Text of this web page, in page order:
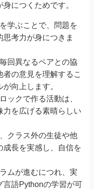
につくためです。
学ぶことで、問題を
考力が身につきま
回異なるペアとの協
の意見を理解するこ
向上します。
ックで作る活動は、
を広げる素晴らしい
クラス外の生徒や他
長を実感し、自信を
ムが進むにつれ、実
言語Pythonの学習が可